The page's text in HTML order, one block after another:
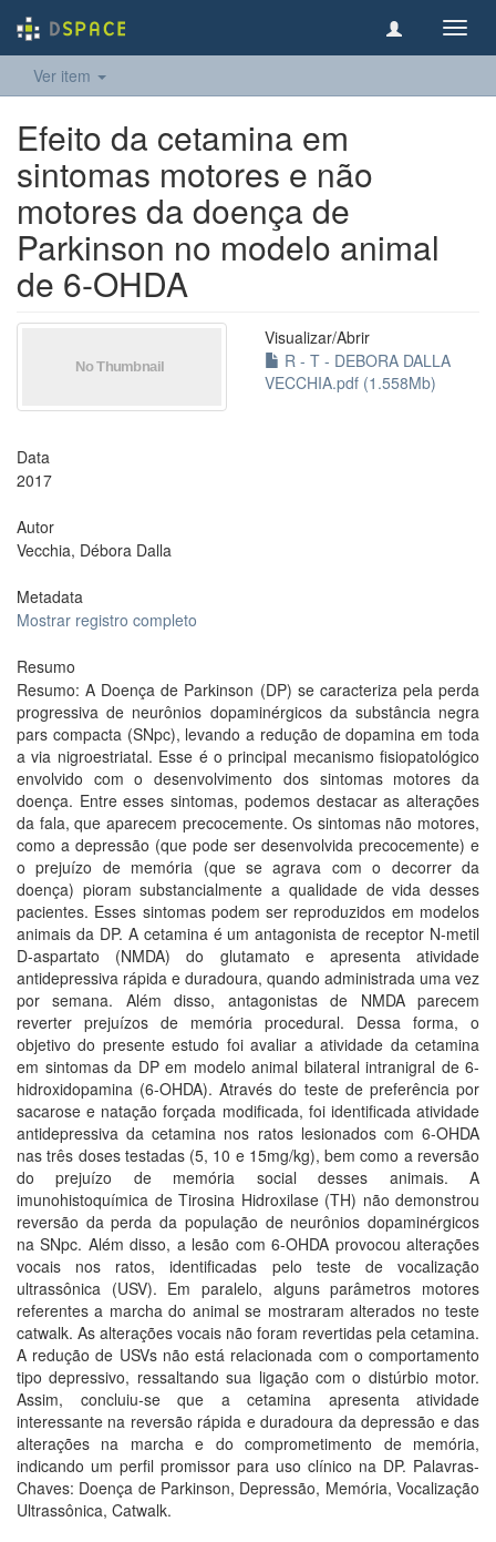
Ver item
Efeito da cetamina em
sintomas motores e não
motores da doença de
Parkinson no modelo animal
de 6-OHDA
Visualizar/Abrir
R - T - DEBORA DALLA
VECCHIA.pdf (1.558Mb)
Data
2017
Autor
Vecchia, Débora Dalla
Metadata
Mostrar registro completo
Resumo
Resumo: A Doença de Parkinson (DP) se caracteriza pela perda
progressiva de neurônios dopaminérgicos da substância negra
pars compacta (SNpc), levando a redução de dopamina em toda
a via nigroestriatal. Esse é o principal mecanismo fisiopatológico
envolvido com o desenvolvimento dos sintomas motores da
doença. Entre esses sintomas, podemos destacar as alterações
da fala, que aparecem precocemente. Os sintomas não motores,
como a depressão (que pode ser desenvolvida precocemente) e
o prejuízo de memória (que se agrava com o decorrer da
doença) pioram substancialmente a qualidade de vida desses
pacientes. Esses sintomas podem ser reproduzidos em modelos
animais da DP. A cetamina é um antagonista de receptor N-metil
D-aspartato (NMDA) do glutamato e apresenta atividade
antidepressiva rápida e duradoura, quando administrada uma vez
por semana. Além disso, antagonistas de NMDA parecem
reverter prejuízos de memória procedural. Dessa forma, o
objetivo do presente estudo foi avaliar a atividade da cetamina
em sintomas da DP em modelo animal bilateral intranigral de 6-
hidroxidopamina (6-OHDA). Através do teste de preferência por
sacarose e natação forçada modificada, foi identificada atividade
antidepressiva da cetamina nos ratos lesionados com 6-OHDA
nas três doses testadas (5, 10 e 15mg/kg), bem como a reversão
do prejuízo de memória social desses animais. A
imunohistoquímica de Tirosina Hidroxilase (TH) não demonstrou
reversão da perda da população de neurônios dopaminérgicos
na SNpc. Além disso, a lesão com 6-OHDA provocou alterações
vocais nos ratos, identificadas pelo teste de vocalização
ultrassônica (USV). Em paralelo, alguns parâmetros motores
referentes a marcha do animal se mostraram alterados no teste
catwalk. As alterações vocais não foram revertidas pela cetamina.
A redução de USVs não está relacionada com o comportamento
tipo depressivo, ressaltando sua ligação com o distúrbio motor.
Assim, concluiu-se que a cetamina apresenta atividade
interessante na reversão rápida e duradoura da depressão e das
alterações na marcha e do comprometimento de memória,
indicando um perfil promissor para uso clínico na DP. Palavras-
Chaves: Doença de Parkinson, Depressão, Memória, Vocalização
Ultrassônica, Catwalk.